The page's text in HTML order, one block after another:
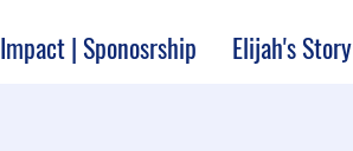
Impact | Sponosrship Elijah's Story